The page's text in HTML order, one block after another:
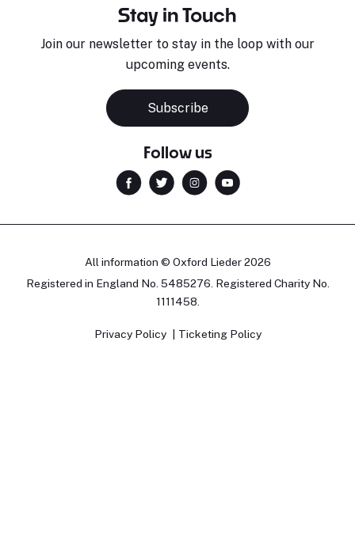
Stay in Touch
Join our newsletter to stay in the loop with our
upcoming events.
Subscribe
Follow us
All information © Oxford Lieder 2026
Registered in England No. 5485276. Registered Charity No.
1111458.
Privacy Policy Ticketing Policy